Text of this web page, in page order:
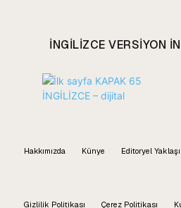
INGILIZCE VERSIYON
Hakkımızda Künye Editoryel
Gizlilik Politikası Çerez Politikası